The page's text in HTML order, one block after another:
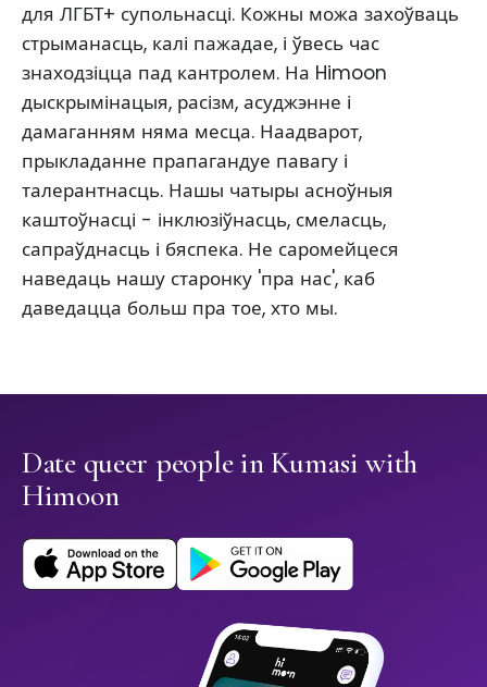
для ЛГБТ+ супольнасці. Кожны можа захоўваць
стрыманасць, калі пажадае, і ўвесь час
знаходзіцца пад кантролем. На Himoon
дыскрымінацыя, расізм, асуджэнне і
дамаганням няма месца. Наадварот,
прыкладанне прапагандуе павагу і
талерантнасць. Нашы чатыры асноўныя
каштоўнасці - інклюзіўнасць, смеласць,
сапраўднасць і бяспека. Не саромейцеся
наведаць нашу старонку 'пра нас', каб
даведацца больш пра тое, хто мы.
Date queer people in Kumasi with
Himoon